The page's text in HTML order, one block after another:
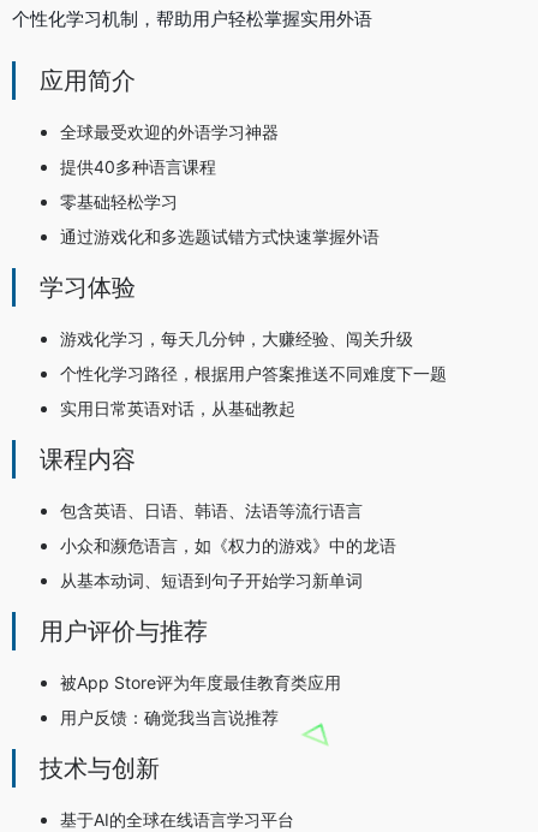
个性化学习机制，帮助用户轻松掌握实用外语
应用简介
全球最受欢迎的外语学习神器
提供40多种语言课程
零基础轻松学习
通过游戏化和多选题试错方式快速掌握外语
学习体验
游戏化学习，每天几分钟，大赚经验、闯关升级
个性化学习路径，根据用户答案推送不同难度下一题
实用日常英语对话，从基础教起
课程内容
包含英语、日语、韩语、法语等流行语言
小众和濒危语言，如《权力的游戏》中的龙语
从基本动词、短语到句子开始学习新单词
用户评价与推荐
被App Store评为年度最佳教育类应用
用户反馈：确觉我当言说推荐
技术与创新
基于AI的全球在线语言学习平台